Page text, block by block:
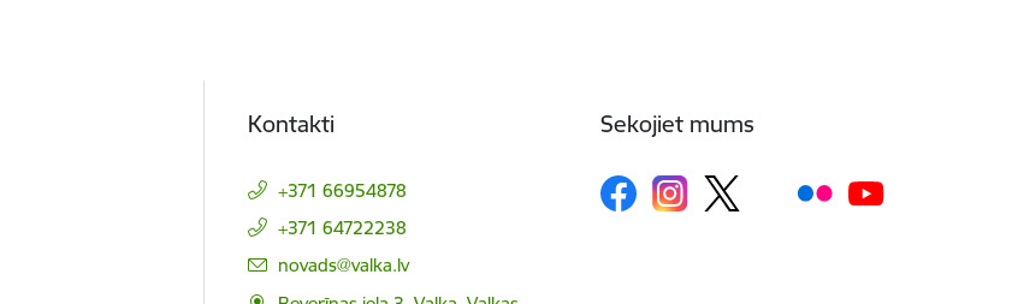
Kontakti
+371 66954878
+371 64722238
E-pasts:
novads@valka.lv
Sekojiet mums